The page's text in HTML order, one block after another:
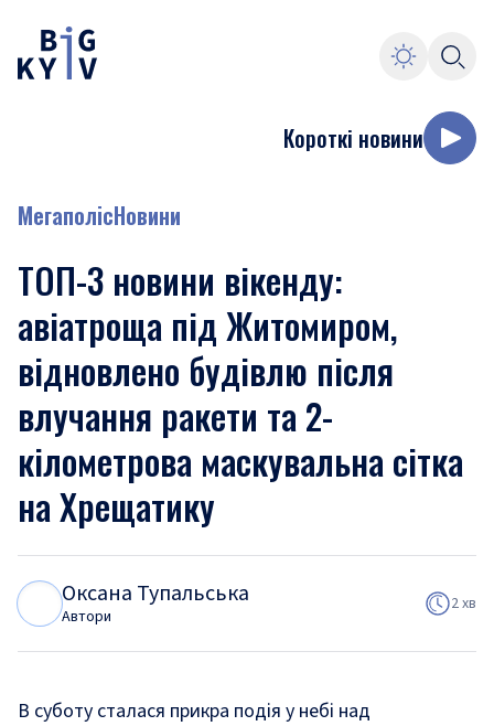
Короткі новини
МегаполісНовини
ТОП-3 новини вікенду:
авіатроща під Житомиром,
відновлено будівлю після
влучання ракети та 2-
кілометрова маскувальна сітка
на Хрещатику
Оксана Тупальська
Автори
2 хв
В суботу сталася прикра подія у небі над